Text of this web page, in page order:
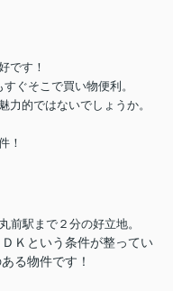
です！
ぐそこで買い物便利。
力的ではないでしょうか。
！
前駅まで２分の好立地。
Ｋという条件が整ってい
る物件です！